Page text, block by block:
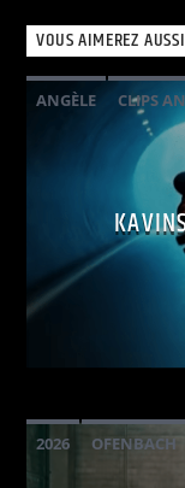
VOUS AIMEREZ AUSSI
ANGÈLE CLIPS
2026 OFENBACH